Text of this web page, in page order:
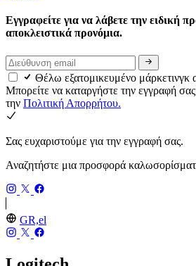
Εγγραφείτε για να λάβετε την ειδική
αποκλειστικά προνόμια.
Θέλω εξατομικευμένο μάρκετινγκ
Μπορείτε να καταργήστε την εγγραφή
την Πολιτική Απορρήτου.
Σας ευχαριστούμε για την εγγραφή σας.
Αναζητήστε μια προσφορά
GR,el